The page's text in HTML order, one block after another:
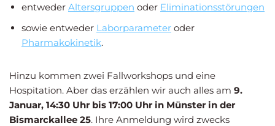
entweder Altersgruppen oder Eliminationsstörungen
sowie entweder Laborparameter oder
Pharmakokinetik.
Hinzu kommen zwei Fallworkshops und eine
Hospitation. Aber das erzählen wir auch alles am 9.
Januar, 14:30 Uhr bis 17:00 Uhr in Münster in der
Bismarckallee 25. Ihre Anmeldung wird zwecks